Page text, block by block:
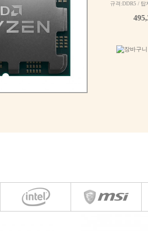
규격:DDR5 /
한 힘 | i7 14700F + RTX 5060 + Antec